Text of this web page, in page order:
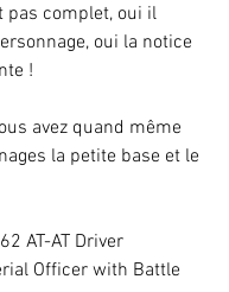
pas complet, oui il
oui la notice
!
avez quand même
la petite base et le
AT-AT Driver
Officer with Battle